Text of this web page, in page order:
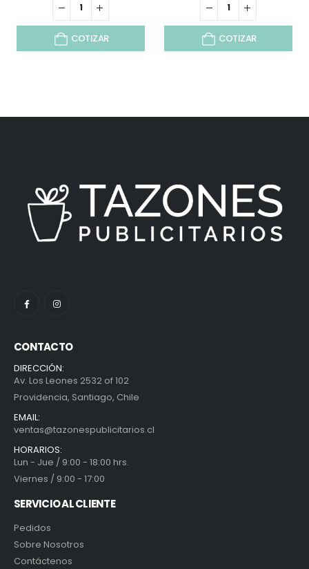
COTIZAR COTIZAR
CONTACTO
DIRECCIÓN:
Av. Los Leones 2532 of 102
Providencia, Santiago, Chile
EMAIL:
ventas@tazonespublicitarios.cl
HORARIOS:
Lun - Jue / 9:00 - 18:00 hrs.
Viernes / 9:00 - 17:00
SERVICIO AL CLIENTE
Pedidos
Sobre Nosotros
Contáctenos